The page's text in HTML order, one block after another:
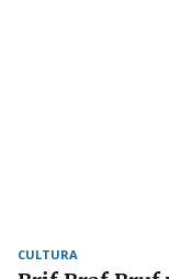
CULTURA